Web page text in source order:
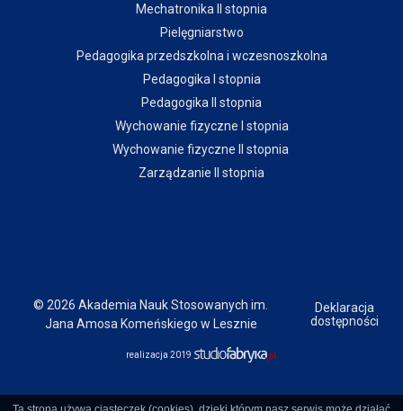
Mechatronika II stopnia
Pielęgniarstwo
Pedagogika przedszkolna i wczesnoszkolna
Pedagogika I stopnia
Pedagogika II stopnia
Wychowanie fizyczne I stopnia
Wychowanie fizyczne II stopnia
Zarządzanie II stopnia
© 2026 Akademia Nauk Stosowanych im.
Jana Amosa Komeńskiego w Lesznie
Deklaracja
dostępności
realizacja 2019